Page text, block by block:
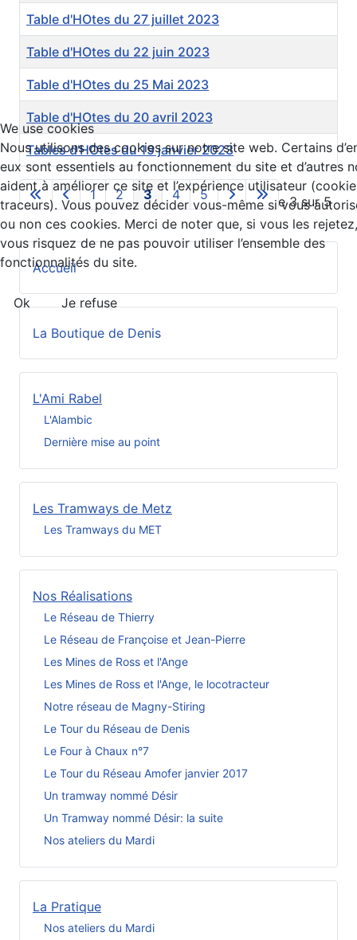
Table d'HOtes du 27 juillet 2023
Table d'HOtes du 22 juin 2023
Table d'HOtes du 25 Mai 2023
Table d'HOtes du 20 avril 2023
Tables d'HOtes du 19 janvier 2023
Page 3 sur 5
1 2 3 4 5
Accueil
La Boutique de Denis
L'Ami Rabel
L'Alambic
Dernière mise au point
Les Tramways de Metz
Les Tramways du MET
Nos Réalisations
Le Réseau de Thierry
Le Réseau de Françoise et Jean-Pierre
Les Mines de Ross et l'Ange
Les Mines de Ross et l'Ange, le locotracteur
Notre réseau de Magny-Stiring
Le Tour du Réseau de Denis
Le Four à Chaux n°7
Le Tour du Réseau Amofer janvier 2017
Un tramway nommé Désir
Un Tramway nommé Désir: la suite
Nos ateliers du Mardi
La Pratique
Nos ateliers du Mardi
We use cookies
Nous utilisons des cookies sur notre site web. Certains
eux sont essentiels au fonctionnement du site et d’autres
aident à améliorer ce site et l’expérience utilisateur
traceurs). Vous pouvez décider vous-même si vous
ou non ces cookies. Merci de noter que, si vous les rejetez,
vous risquez de ne pas pouvoir utiliser l’ensemble des
fonctionnalités du site.
Ok Je refuse